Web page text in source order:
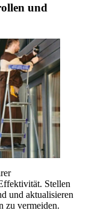
und
Stellen
und aktualisieren
zu vermeiden.